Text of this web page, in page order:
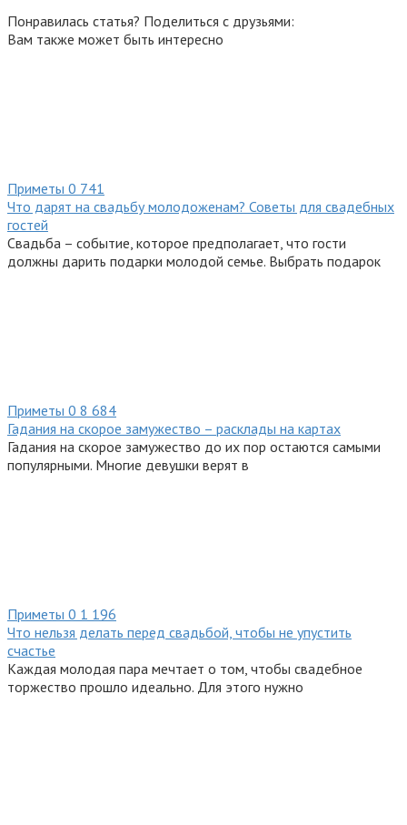
Понравилась статья? Поделиться с друзьями:
Вам также может быть интересно
Приметы 0 741
Что дарят на свадьбу молодоженам? Советы для свадебных
гостей
Свадьба – событие, которое предполагает, что гости
должны дарить подарки молодой семье. Выбрать подарок
Приметы 0 8 684
Гадания на скорое замужество – расклады на картах
Гадания на скорое замужество до их пор остаются самыми
популярными. Многие девушки верят в
Приметы 0 1 196
Что нельзя делать перед свадьбой, чтобы не упустить
счастье
Каждая молодая пара мечтает о том, чтобы свадебное
торжество прошло идеально. Для этого нужно